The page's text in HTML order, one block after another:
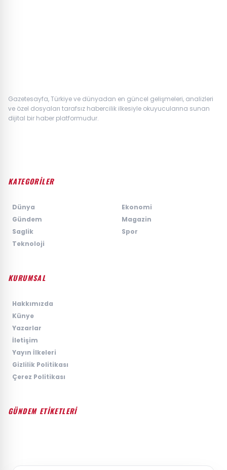
Gazetesayfa, Türkiye ve dünyadan en güncel gelişmeleri, analizleri
ve özel dosyaları tarafsız habercilik ilkesiyle okuyucularına sunan
dijital bir haber platformudur.
KATEGORİLER
Dünya
Ekonomi
Gündem
Magazin
Saglik
Spor
Teknoloji
KURUMSAL
Hakkımızda
Künye
Yazarlar
İletişim
Yayın İlkeleri
Gizlilik Politikası
Çerez Politikası
GÜNDEM ETİKETLERİ